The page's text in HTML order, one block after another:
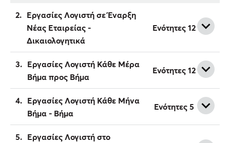
2. Εργασίες Λογιστή σε Έναρξη
Νέας Εταιρείας -
Δικαιολογητικά
Ενότητες 12
3. Εργασίες Λογιστή Κάθε Μέρα
Βήμα προς Βήμα
Ενότητες 12
4. Εργασίες Λογιστή Κάθε Μήνα
Βήμα - Βήμα
Ενότητες 5
5. Εργασίες Λογιστή στο